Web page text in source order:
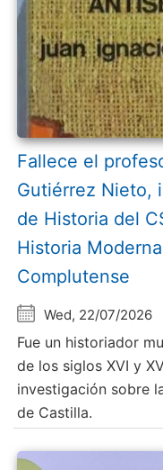
Fallece el
Gutiérrez Nieto,
de Historia del
Historia
Complutense
Wed, 22/07/2026
Fue un historiador
de los siglos XVI y
investigación sobre
de Castilla.